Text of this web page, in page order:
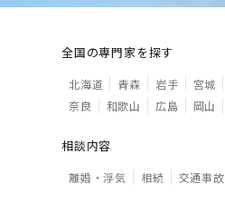
全国の専門家を探す
北海道 青森 岩手 宮城
奈良
和歌山 広島 岡山
相談内容
離婚・浮気 相続 交通事故